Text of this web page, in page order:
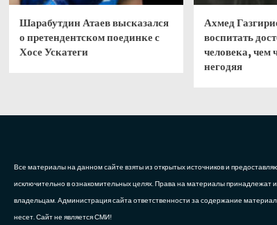
Шарабутдин Атаев высказался
о претендентском поединке с
Хосе Ускатеги
Ахмед
воспитать
человека, чем
негодяя
Все материалы на данном сайте взяты из открытых источников и
исключительно в ознакомительных целях. Права на материалы принадлежат
владельцам. Администрация сайта ответственности за содержание
несет. Сайт не является СМИ!